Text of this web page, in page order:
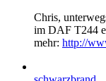
Chris,
im DAF T244
mehr: http://